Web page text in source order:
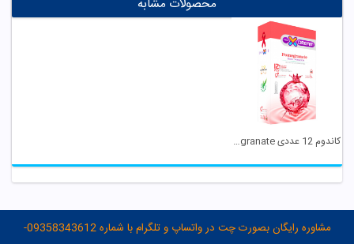
محصولات مشابه
کاندوم 12 عددی Pomegranate ایکس دریم
مشاوره رایگان بصورت چت در واتساپ و تلگرام با شماره 09358343612-